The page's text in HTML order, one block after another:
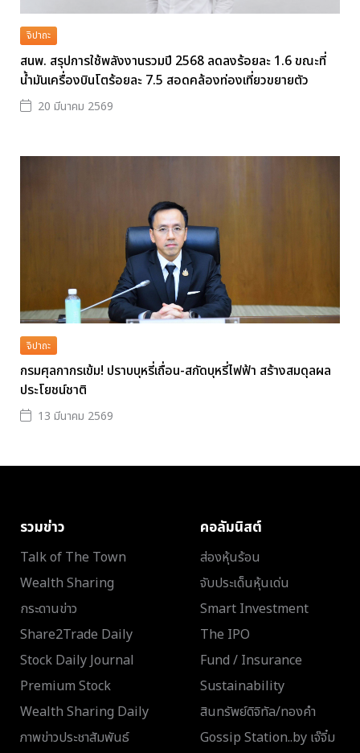
จิปาถะ
สนพ. สรุปการใช้พลังงานรวมปี 2568 ลดลงร้อยละ 1.6 ขณะที่
น้ำมันเครื่องบินโตร้อยละ 7.5 สอดคล้องท่องเที่ยวขยายตัว
20 มีนาคม 2569
จิปาถะ
กรมศุลกากรเข้ม! ปราบบุหรี่เถื่อน-สกัดบุหรี่ไฟฟ้า สร้างสมดุลผล
ประโยชน์ชาติ
13 มีนาคม 2569
รวมข่าว
Talk of The Town
Wealth Sharing
กระดานข่าว
Share2Trade Daily
Stock Daily Journal
Premium Stock
Wealth Sharing Daily
ภาพข่าวประชาสัมพันธ์
คอลัมนิสต์
ส่องหุ้นร้อน
จับประเด็นหุ้นเด่น
Smart Investment
The IPO
Fund / Insurance
Sustainability
สินทรัพย์ดิจิทัล/ทองคำ
Gossip Station..by เจ๊จิ๋ม